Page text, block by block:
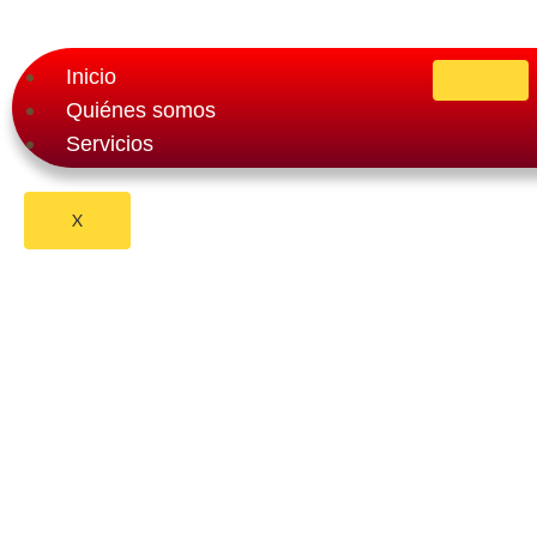
Inicio
Quiénes somos
Servicios
X